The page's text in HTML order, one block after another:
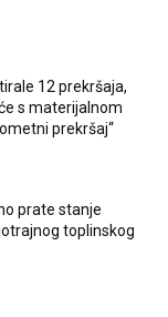
12 prekršaja,
s materijalnom
prekršaj“
prate stanje
toplinskog